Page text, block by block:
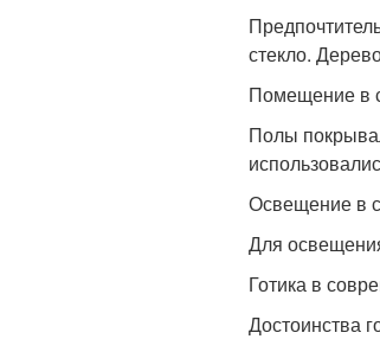
стекло.
Помещение в
Полы
Освещение в
Для
Готика в
Достоинства